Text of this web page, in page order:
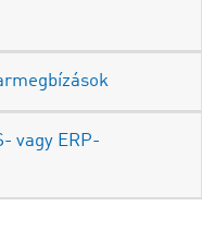
vagy ERP-